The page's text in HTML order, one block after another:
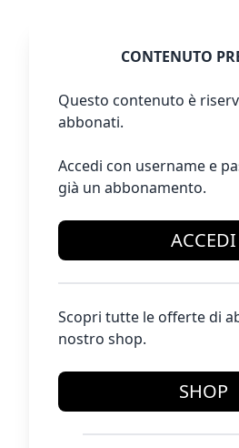
CONTENUTO
Questo contenuto è
abbonati.
Accedi con username e
già un abbonamento.
ACCEDI
Scopri tutte le offerte di
nostro shop.
SHOP